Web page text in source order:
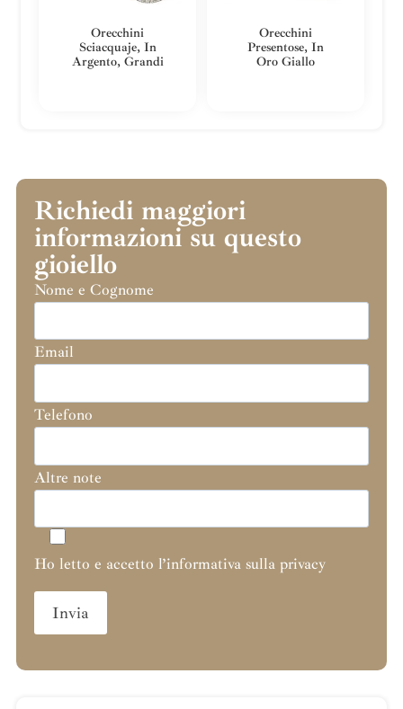
Orecchini
Sciacquaje, In
Argento, Grandi
Orecchini
Presentose, In
Oro Giallo
Richiedi maggiori
informazioni su questo
gioiello
Nome e Cognome
Email
Telefono
Altre note
Ho letto e accetto l’informativa sulla privacy